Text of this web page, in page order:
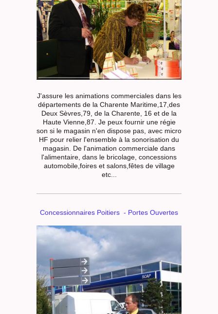
J'assure les animations commerciales dans les
départements de la Charente Maritime,17,des
Deux Sèvres,79, de la Charente, 16 et de la
Haute Vienne,87. Je peux fournir une régie
son si le magasin n'en dispose pas, avec micro
HF pour relier l'ensemble à la sonorisation du
magasin. De l'animation commerciale dans
l'alimentaire, dans le bricolage, concessions
automobile,foires et salons,fêtes de village
etc...
Concessionnaires Poitiers - Portes Ouvertes